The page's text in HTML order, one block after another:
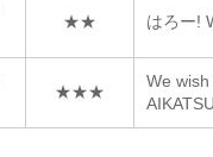
★★ はろー!
★★★
We